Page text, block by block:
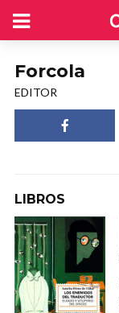
Forcola
EDITOR
LIBROS